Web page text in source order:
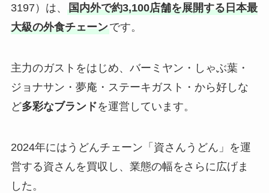
3197）は、 国内外で約3,100店舗を展開する日本最
大級の外食チェーンです。
主力のガストをはじめ、バーミヤン・しゃぶ葉・
ジョナサン・夢庵・ステーキガスト・から好しな
ど多彩なブランドを運営しています。
2024年にはうどんチェーン「資さんうどん」を運
営する資さんを買収し、業態の幅をさらに広げま
した。